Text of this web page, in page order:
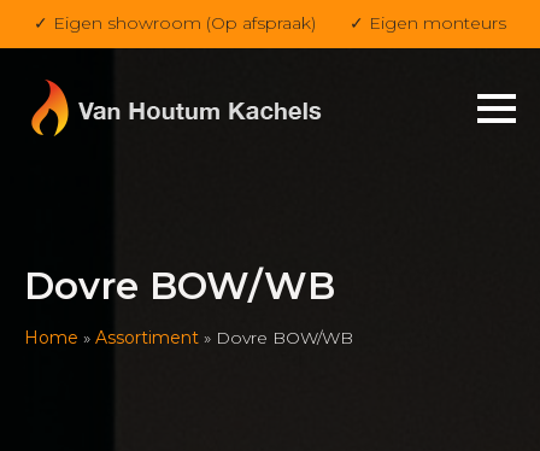
✓ Eigen showroom (Op afspraak) ✓ Eigen monteurs
Dovre BOW/WB
Home » Assortiment » Dovre BOW/WB